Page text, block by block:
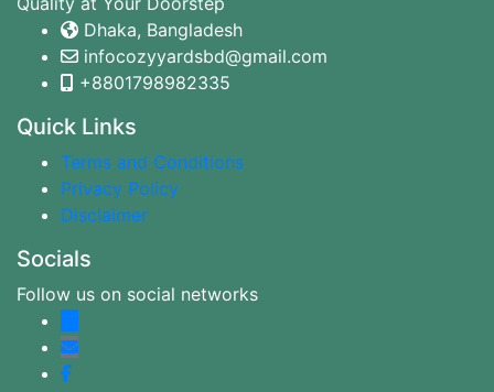
Dhaka, Bangladesh
infocozyyardsbd@gmail.com
+8801798982335
Quick Links
Terms and Conditions
Privacy Policy
Disclaimer
Socials
Follow us on social networks